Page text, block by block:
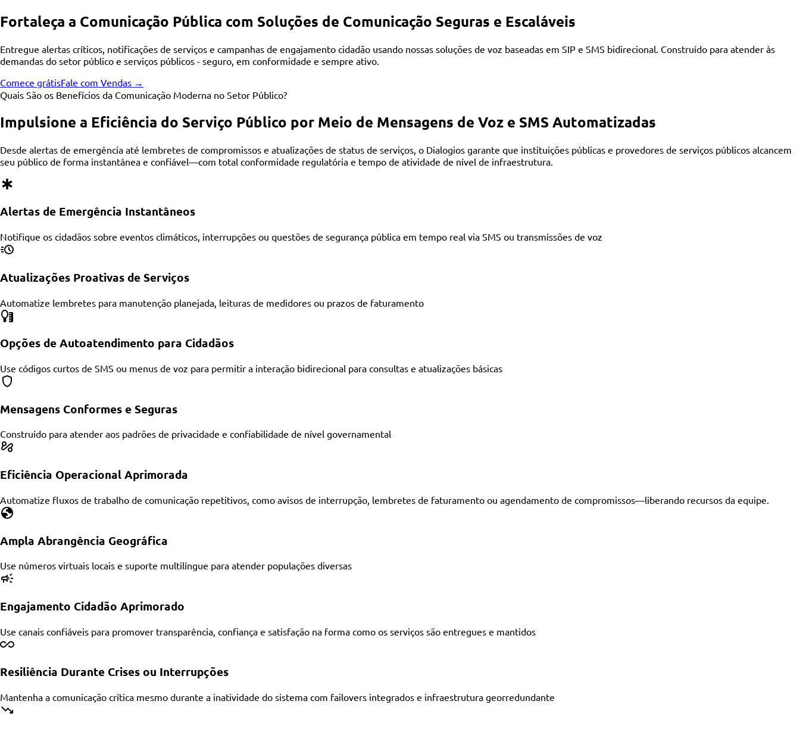
Fortaleça a Comunicação Pública com Soluções de Comunicação Seguras e Escaláveis
Entregue alertas críticos, notificações de serviços e campanhas de engajamento cidadão usando nossas soluções de voz baseadas em SIP e SMS bidirecional. Construído para atender às
demandas do setor público e serviços públicos - seguro, em conformidade e sempre ativo.
Comece grátisFale com Vendas →
Quais São os Benefícios da Comunicação Moderna no Setor Público?
Impulsione a Eficiência do Serviço Público por Meio de Mensagens de Voz e SMS Automatizadas
Desde alertas de emergência até lembretes de compromissos e atualizações de status de serviços, o Dialogios garante que instituições públicas e provedores de serviços públicos alcancem
seu público de forma instantânea e confiável—com total conformidade regulatória e tempo de atividade de nível de infraestrutura.
Alertas de Emergência Instantâneos
Notifique os cidadãos sobre eventos climáticos, interrupções ou questões de segurança pública em tempo real via SMS ou transmissões de voz
Atualizações Proativas de Serviços
Automatize lembretes para manutenção planejada, leituras de medidores ou prazos de faturamento
Opções de Autoatendimento para Cidadãos
Use códigos curtos de SMS ou menus de voz para permitir a interação bidirecional para consultas e atualizações básicas
Mensagens Conformes e Seguras
Construído para atender aos padrões de privacidade e confiabilidade de nível governamental
Eficiência Operacional Aprimorada
Automatize fluxos de trabalho de comunicação repetitivos, como avisos de interrupção, lembretes de faturamento ou agendamento de compromissos—liberando recursos da equipe.
Ampla Abrangência Geográfica
Use números virtuais locais e suporte multilíngue para atender populações diversas
Engajamento Cidadão Aprimorado
Use canais confiáveis para promover transparência, confiança e satisfação na forma como os serviços são entregues e mantidos
Resiliência Durante Crises ou Interrupções
Mantenha a comunicação crítica mesmo durante a inatividade do sistema com failovers integrados e infraestrutura georredundante